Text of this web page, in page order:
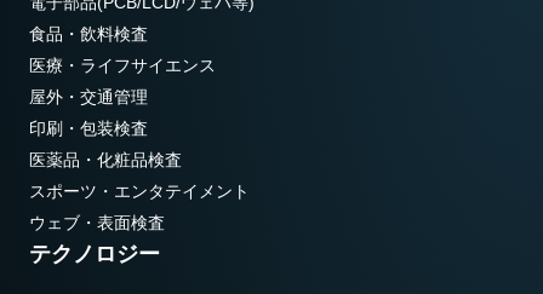
食品・飲料検査
医療・ライフサイエンス
屋外・交通管理
印刷・包装検査
医薬品・化粧品検査
スポーツ・エンタテイメント
ウェブ・表面検査
テクノロジー